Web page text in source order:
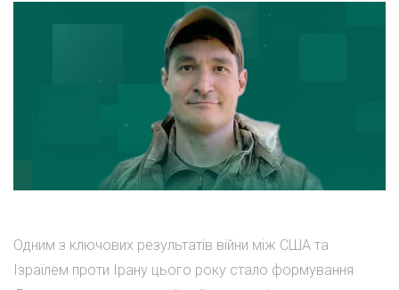
Одним з ключових результатів війни між США та
Ізраїлем проти Ірану цього року стало формування